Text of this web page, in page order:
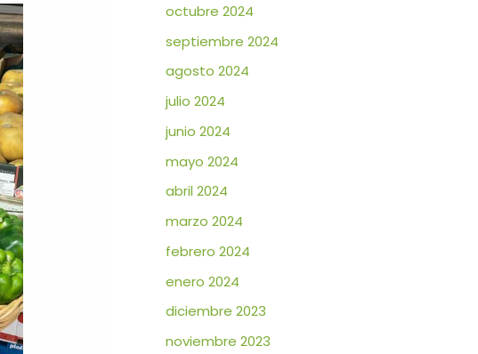
octubre 2024
septiembre 2024
agosto 2024
julio 2024
junio 2024
mayo 2024
abril 2024
marzo 2024
febrero 2024
enero 2024
diciembre 2023
noviembre 2023